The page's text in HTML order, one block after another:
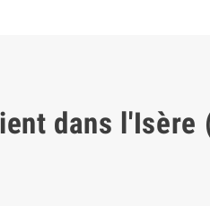
dans l'Isère